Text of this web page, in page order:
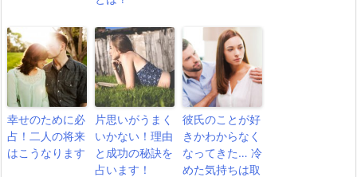
幸せのために必
占！二人の将来
はこうなります
片思いがうまく
いかない！理由
と成功の秘訣を
占います！
彼氏のことが好
きかわからなく
なってきた… 冷
めた気持ちは取